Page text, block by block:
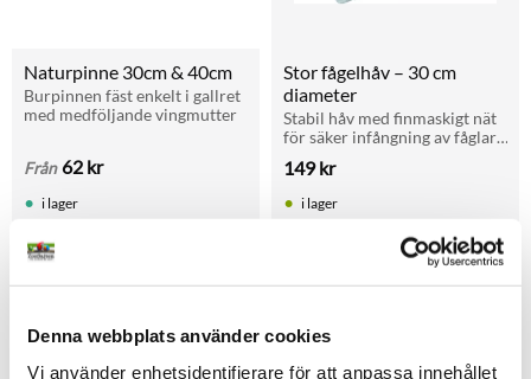
Denna webbplats använder cookies
Vi använder enhetsidentifierare för att anpassa innehållet
Naturpinne 30cm & 40cm
Burpinnen fäst enkelt i gallret
med medföljande vingmutter
Från 62 kr
i lager
Stor fågelhåv – 30 cm
diameter
Stabil håv med finmaskigt nät
för säker infångning av fåglar.
eller voljär.
149kr
i lager
1,1KG
15KG
Lägg till i favoriter